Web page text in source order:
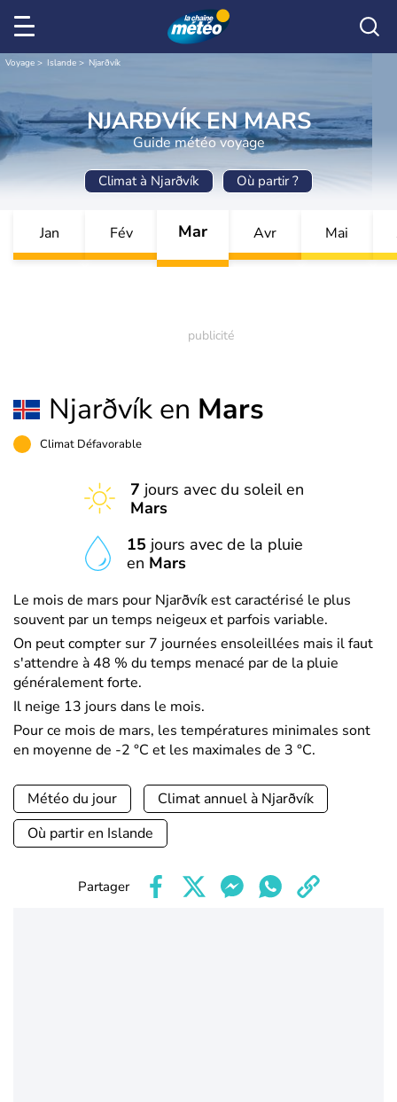
Voyage Islande Njarðvík
NJARÐVÍK EN MARS
Guide météo voyage
Climat à Njarðvík Où partir ?
Jan Fév Mar Avr Mai
Njarðvík en Mars
Climat Défavorable
7 jours avec du soleil en
Mars
15 jours avec de la pluie
en Mars
Le mois de mars pour Njarðvík est caractérisé le plus
souvent par un temps neigeux et parfois variable.
On peut compter sur 7 journées ensoleillées mais il faut
s'attendre à 48 % du temps menacé par de la pluie
généralement forte.
Il neige 13 jours dans le mois.
Pour ce mois de mars, les températures minimales sont
en moyenne de -2 °C et les maximales de 3 °C.
Météo du jour
Climat annuel à Njarðvík
Où partir en Islande
Partager